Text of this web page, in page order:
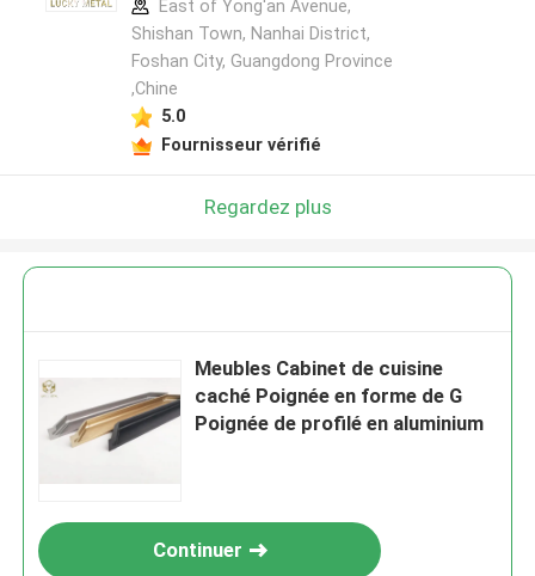
East of Yong'an Avenue,
Shishan Town, Nanhai District,
Foshan City, Guangdong Province
,Chine
5.0
Fournisseur vérifié
Regardez plus
Meubles Cabinet de cuisine
caché Poignée en forme de G
Poignée de profilé en aluminium
Continuer